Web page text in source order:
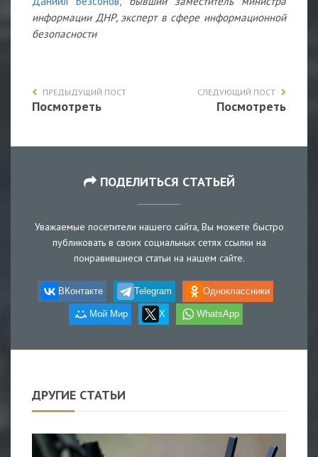
информации ДНР, эксперт в сфере информационной
безопасности
ПРЕДЫДУЩИЙ ПОСТ
Посмотреть
СЛЕДУЮЩИЙ ПОСТ
Посмотреть
ПОДЕЛИТЬСЯ СТАТЬЕЙ
Уважаемые посетители нашего сайта, Вы можете быстро
публиковать в своих социальных сетях ссылки на
понравившиеся статьи на нашем сайте.
ВКонтакте Telegram Одноклассники
Мой Мир X WhatsApp
ДРУГИЕ СТАТЬИ